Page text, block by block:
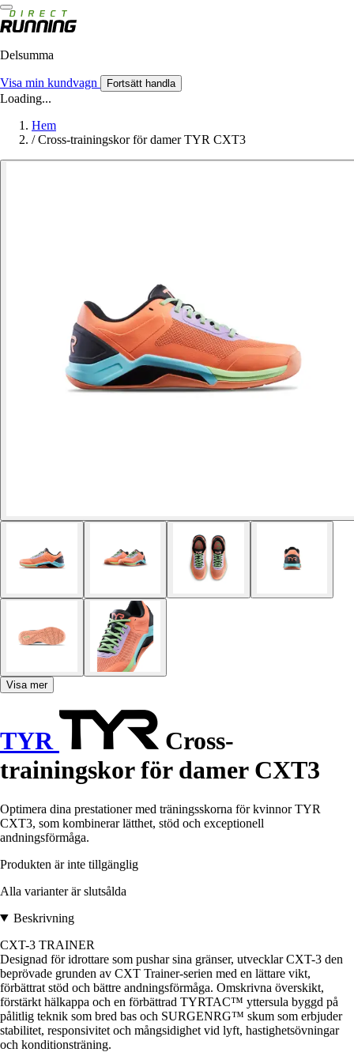
Delsumma
Visa min kundvagn Fortsätt handla
Loading...
Hem
/ Cross-trainingskor för damer TYR CXT3
Visa mer
TYR
Cross-
trainingskor för damer CXT3
Optimera dina prestationer med träningsskorna för kvinnor TYR
CXT3, som kombinerar lätthet, stöd och exceptionell
andningsförmåga.
Produkten är inte tillgänglig
Alla varianter är slutsålda
Beskrivning
CXT-3 TRAINER
Designad för idrottare som pushar sina gränser, utvecklar CXT-3 den
beprövade grunden av CXT Trainer-serien med en lättare vikt,
förbättrat stöd och bättre andningsförmåga. Omskrivna överskikt,
förstärkt hälkappa och en förbättrad TYRTAC™ yttersula byggd på
pålitlig teknik som bred bas och SURGENRG™ skum som erbjuder
stabilitet, responsivitet och mångsidighet vid lyft, hastighetsövningar
och konditionsträning.